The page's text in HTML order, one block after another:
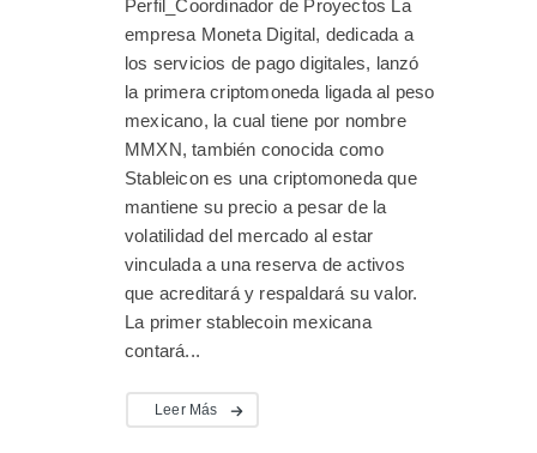
Perfil_Coordinador de Proyectos La
empresa Moneta Digital, dedicada a
los servicios de pago digitales, lanzó
la primera criptomoneda ligada al peso
mexicano, la cual tiene por nombre
MMXN, también conocida como
Stableicon es una criptomoneda que
mantiene su precio a pesar de la
volatilidad del mercado al estar
vinculada a una reserva de activos
que acreditará y respaldará su valor.
La primer stablecoin mexicana
contará...
Leer Más